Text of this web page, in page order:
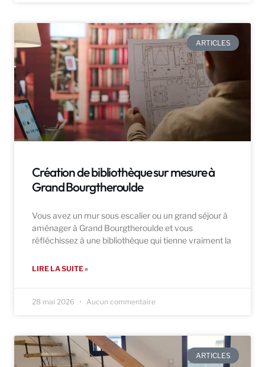
ARTICLES
Création de bibliothèque sur mesure à
Grand Bourgtheroulde
Vous avez un mur sous escalier ou un grand séjour à
aménager à Grand Bourgtheroulde et vous
réfléchissez à une bibliothèque qui tienne vraiment la
LIRE LA SUITE »
28 mai 2026 Aucun commentaire
ARTICLES